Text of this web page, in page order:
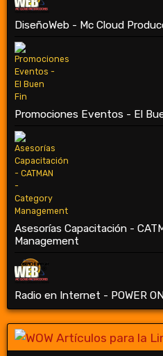
DiseñoWeb - Mc Cloud
Promociones Eventos - El
Asesorías Capacitación -
Management
Radio en Internet - POWER